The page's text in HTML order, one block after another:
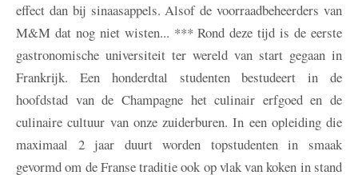
effect dan bij sinaasappels. Alsof de voorraadbeheerders van
M&M dat nog niet wisten... *** Rond deze tijd is de eerste
gastronomische universiteit ter wereld van start gegaan in
Frankrijk. Een honderdtal studenten bestudeert in de
hoofdstad van de Champagne het culinair erfgoed en de
culinaire cultuur van onze zuiderburen. In een opleiding die
maximaal 2 jaar duurt worden topstudenten in smaak
gevormd om de Franse traditie ook op vlak van koken in stand